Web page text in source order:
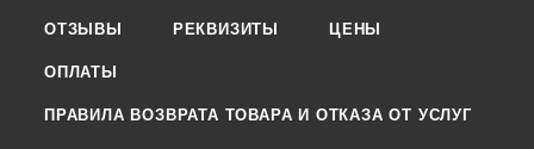
ОТЗЫВЫ РЕКВИЗИТЫ ЦЕНЫ
ОПЛАТЫ
ПРАВИЛА ВОЗВРАТА ТОВАРА И ОТКАЗА ОТ УСЛУГ